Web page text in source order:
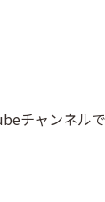
チャンネルで